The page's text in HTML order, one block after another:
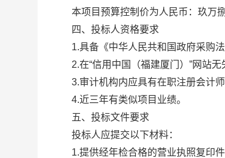
本项目预算控制价为人民币：玖万捌
四、投标人资格要求
1.具备《中华人民共和国政府采购法
2.在“信用中国（福建厦门）”网站无
3.审计机构内应具有在职注册会计师
4.近三年有类似项目业绩。
五、投标文件要求
投标人应提交以下材料：
1.提供经年检合格的营业执照复印件